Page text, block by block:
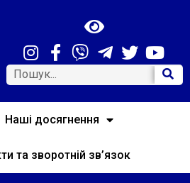
Наші досягнення
та зворотній зв’язок